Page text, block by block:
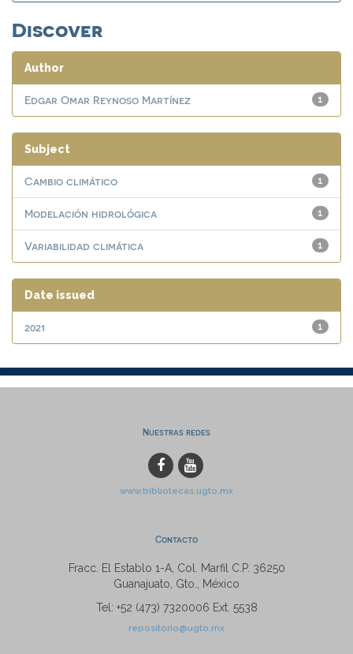
Discover
Author
1
Edgar Omar Reynoso Martínez
Subject
1
Cambio climático
1
Modelación hidrológica
1
Variabilidad climática
Date issued
1
2021
Nuestras redes
www.bibliotecas.ugto.mx
Contacto
Fracc. El Establo 1-A, Col. Marfil C.P. 36250
Guanajuato, Gto., México
Tel: +52 (473) 7320006 Ext. 5538
repositorio@ugto.mx